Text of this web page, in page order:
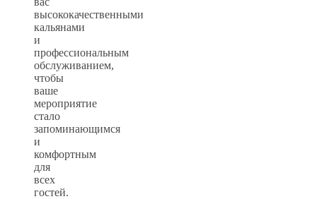
высококачественными
кальянами
и
профессиональным
обслуживанием,
чтобы
ваше
мероприятие
стало
запоминающимся
и
комфортным
для
всех
гостей.